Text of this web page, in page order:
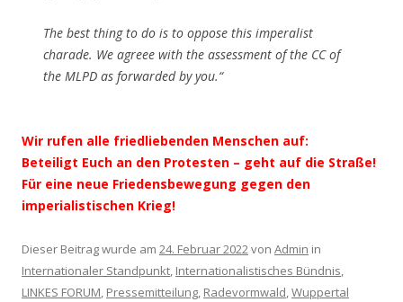
The best thing to do is to oppose this imperalist
charade. We agreee with the assessment of the CC of
the MLPD as forwarded by you.“
Wir rufen alle friedliebenden Menschen auf:
Beteiligt Euch an den Protesten – geht auf die Straße!
Für eine neue Friedensbewegung gegen den
imperialistischen Krieg!
Dieser Beitrag wurde am 24. Februar 2022von Admin in
Internationaler Standpunkt, Internationalistisches Bündnis,
LINKES FORUM, Pressemitteilung, Radevormwald,Wuppertal